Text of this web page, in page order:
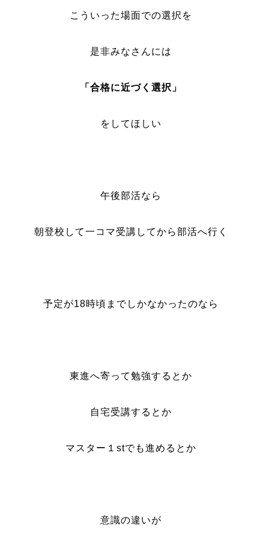
こういった場面での選択を
是非みなさんには
「合格に近づく選択」
をしてほしい
午後部活なら
朝登校して一コマ受講してから部活へ行く
予定が18時頃までしかなかったのなら
東進へ寄って勉強するとか
自宅受講するとか
マスター１stでも進めるとか
意識の違いが